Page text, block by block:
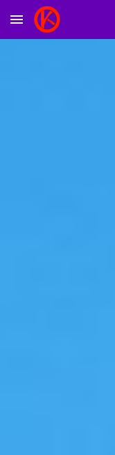
Skip to main content